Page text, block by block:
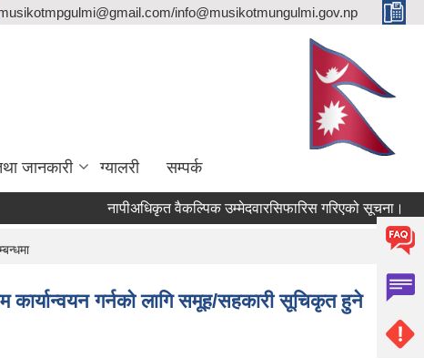
info@musikotmungulmi.gov.np
जानकारी ग्यालरी सम्पर्क
नापीअधिकृत वैकल्पिक उम्मेदवारसिफारिस गरिएको सूचना।
गर्नको लागि समूह/सहकारी सूचिकृत हुने